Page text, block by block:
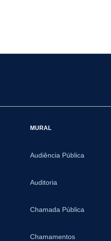
MURAL
Audiência Pública
Auditoria
Chamada Pública
Chamamentos